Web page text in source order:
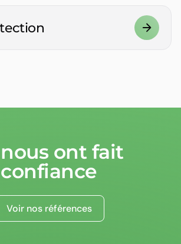
ont fait
confiance
Voir nos références